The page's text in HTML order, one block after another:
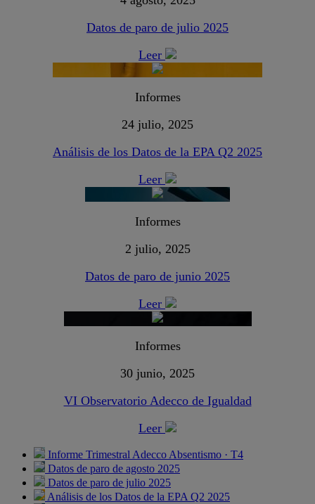
Datos de paro de julio 2025
Leer
Informes
24 julio, 2025
Análisis de los Datos de la EPA Q2 2025
Leer
Informes
2 julio, 2025
Datos de paro de junio 2025
Leer
Informes
30 junio, 2025
VI Observatorio Adecco de Igualdad
Leer
Informe Trimestral Adecco Absentismo · T4
Datos de paro de agosto 2025
Datos de paro de julio 2025
Análisis de los Datos de la EPA Q2 2025